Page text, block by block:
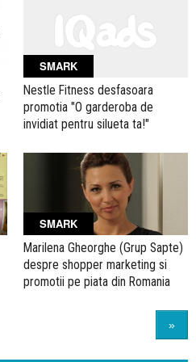
SMARK
Nestle Fitness desfasoara
promotia "O garderoba de
invidiat pentru silueta ta!"
SMARK
Marilena Gheorghe (Grup Sapte)
despre shopper marketing si
promotii pe piata din Romania
»